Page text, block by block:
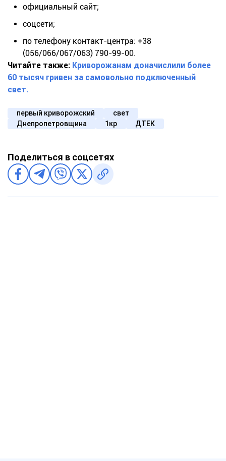
официальный сайт;
соцсети;
по телефону контакт-центра: +38
(056/066/067/063) 790-99-00.
Читайте также: Криворожанам доначислили более
60 тысяч гривен за самовольно подключенный
свет.
первый криворожский
свет
Днепропетровщина
1кр ДТЕК
Поделиться в соцсетях